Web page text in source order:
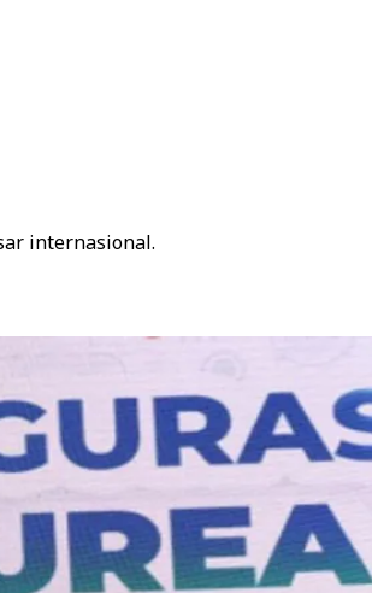
internasional.